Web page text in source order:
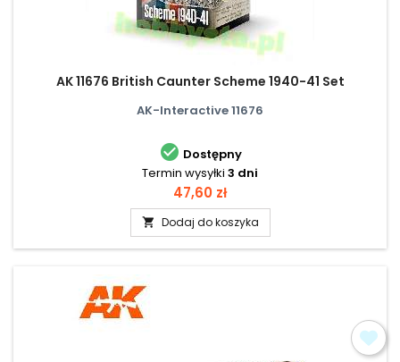
AK 11676 British Caunter Scheme 1940-41 Set
AK-Interactive 11676
 Dostępny
Termin wysyłki 3 dni
Cena
47,60 zł
 Dodaj do koszyka